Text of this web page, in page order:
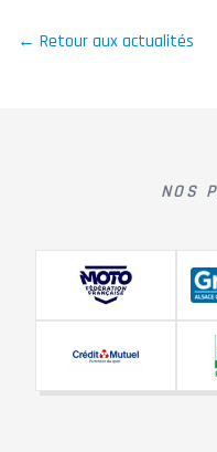
← Retour aux actualités
NOS